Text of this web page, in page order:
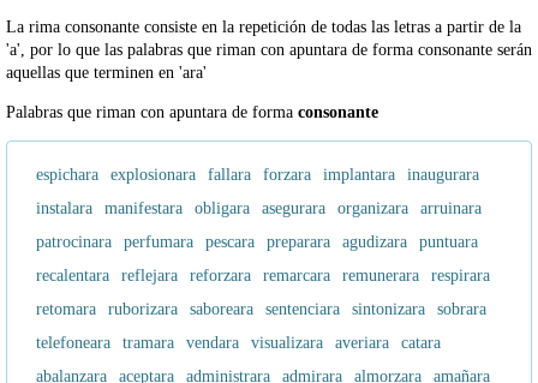
La rima consonante consiste en la repetición de todas las letras a partir de la
'a', por lo que las palabras que riman con apuntara de forma consonante serán
aquellas que terminen en 'ara'
Palabras que riman con apuntara de forma consonante
espichara explosionara fallara forzara implantara
inaugurara
instalara
manifestara obligara asegurara organizara
arruinara
patrocinara
perfumara pescara preparara agudizara
puntuara
recalentara
reflejara reforzara remarcara remunerara
respirara
retomara
ruborizara saboreara sentenciara sintonizara
sobrara
telefoneara
tramara vendara visualizara averiara
catara
abalanzara
aceptara administrara admirara almorzara
amañara